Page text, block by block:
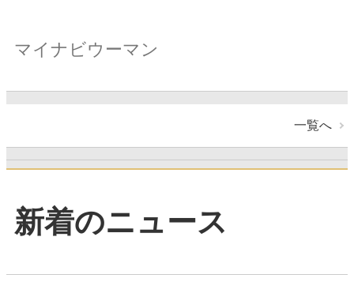
マイナビウーマン
一覧へ
新着のニュース